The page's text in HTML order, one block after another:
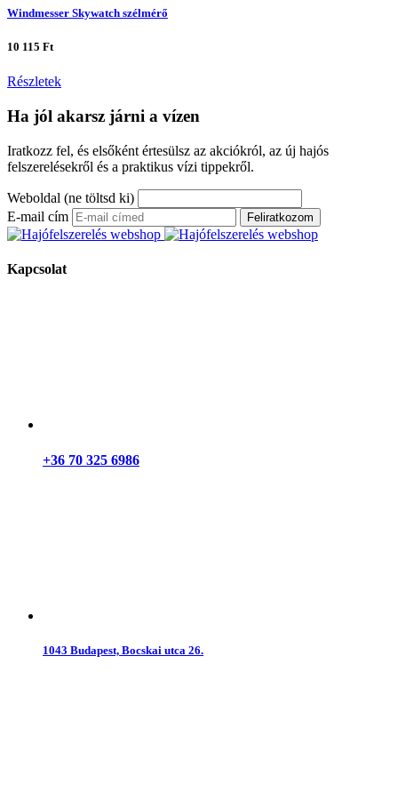
Windmesser Skywatch szélmérő
10 115 Ft
Részletek
Ha jól akarsz járni a vízen
Iratkozz fel, és elsőként értesülsz az akciókról, az új hajós
felszerelésekről és a praktikus vízi tippekről.
Weboldal (ne töltsd ki)
E-mail cím
Feliratkozom
Kapcsolat
+36 70 325 6986
1043 Budapest, Bocskai utca 26.